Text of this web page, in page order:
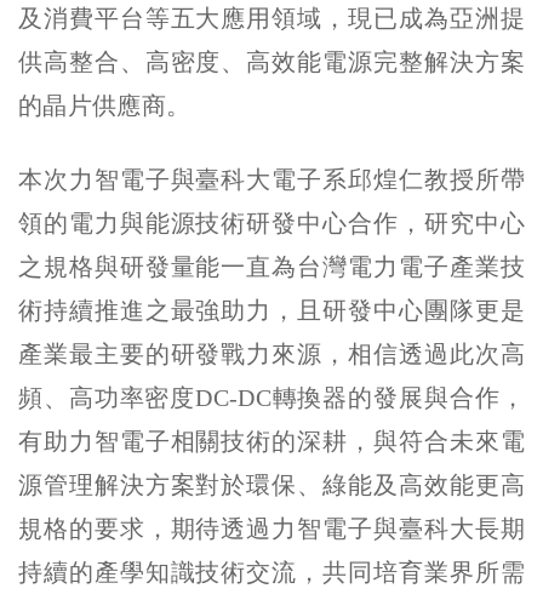
及消費平台等五大應用領域，現已成為亞洲提
供高整合、高密度、高效能電源完整解決方案
的晶片供應商。
本次力智電子與臺科大電子系邱煌仁教授所帶
領的電力與能源技術研發中心合作，研究中心
之規格與研發量能一直為台灣電力電子產業技
術持續推進之最強助力，且研發中心團隊更是
產業最主要的研發戰力來源，相信透過此次高
頻、高功率密度DC-DC轉換器的發展與合作，
有助力智電子相關技術的深耕，與符合未來電
源管理解決方案對於環保、綠能及高效能更高
規格的要求，期待透過力智電子與臺科大長期
持續的產學知識技術交流，共同培育業界所需